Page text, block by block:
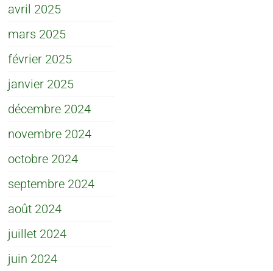
avril 2025
mars 2025
février 2025
janvier 2025
décembre 2024
novembre 2024
octobre 2024
septembre 2024
août 2024
juillet 2024
juin 2024